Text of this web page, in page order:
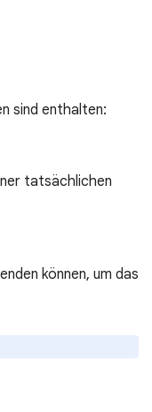
sind enthalten:
tatsächlichen
können, um das